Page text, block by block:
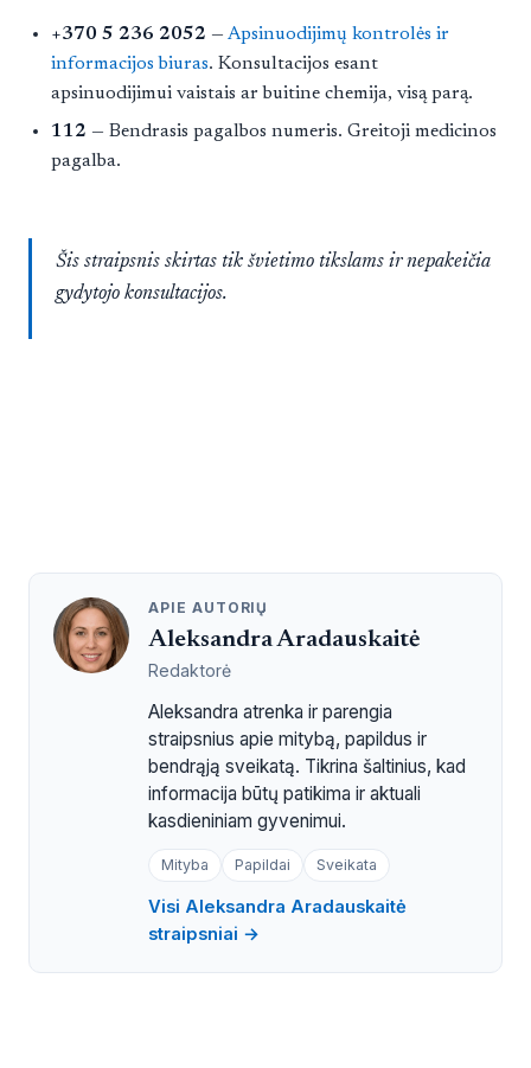
+370 5 236 2052 —Apsinuodijimų kontrolės ir
informacijos biuras. Konsultacijos esant
apsinuodijimui vaistais ar buitine chemija, visą parą.
112 — Bendrasis pagalbos numeris. Greitoji medicinos
pagalba.
Šis straipsnis skirtas tik švietimo tikslams ir nepakeičia
gydytojo konsultacijos.
APIE AUTORIŲ
Aleksandra Aradauskaitė
Redaktorė
Aleksandra atrenka ir parengia
straipsnius apie mitybą, papildus ir
bendrąją sveikatą. Tikrina šaltinius, kad
informacija būtų patikima ir aktuali
kasdieniniam gyvenimui.
Mityba Papildai Sveikata
Visi Aleksandra Aradauskaitė
straipsniai →